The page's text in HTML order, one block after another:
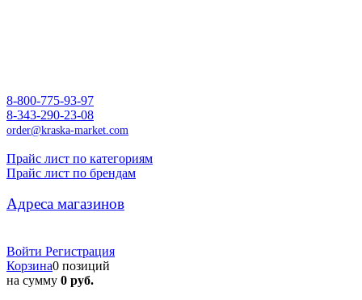
8-800-775-93-97
8-343-290-23-08
order@kraska-market.com
Прайс лист по категориям
Прайс лист по брендам
Адреса магазинов
Войти Регистрация
Корзина0 позиций
на сумму 0 руб.